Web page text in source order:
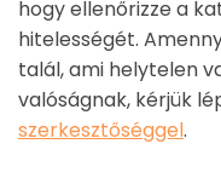
hogy ellenőrizze a
hitelességét.
talál, ami helytelen
valóságnak, kérjük
szerkesztőséggel.